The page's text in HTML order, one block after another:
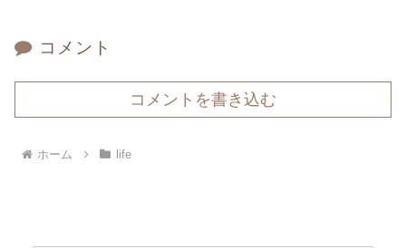
コメント
コメントを書き込む
ホーム life